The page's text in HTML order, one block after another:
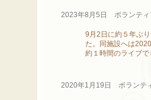
2023年8月5日 ボランティ
9月2日に約５年ぶ
た。同施設へは
約１時間のライブで
2020年1月19日 ボランテ